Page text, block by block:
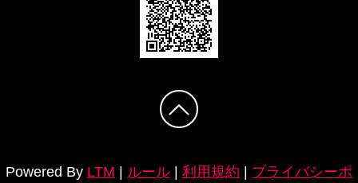
Powered By LTM | ルール | 利用規約 | プライバシーポ